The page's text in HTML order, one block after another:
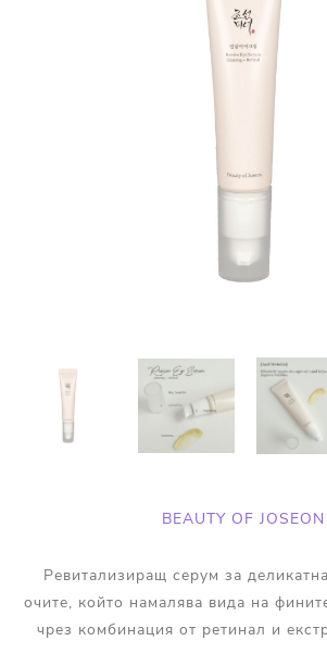
BEAUTY OF JOSEON
Ревитализиращ серум за
очите, който намалява вида на
чрез комбинация от ретинал и